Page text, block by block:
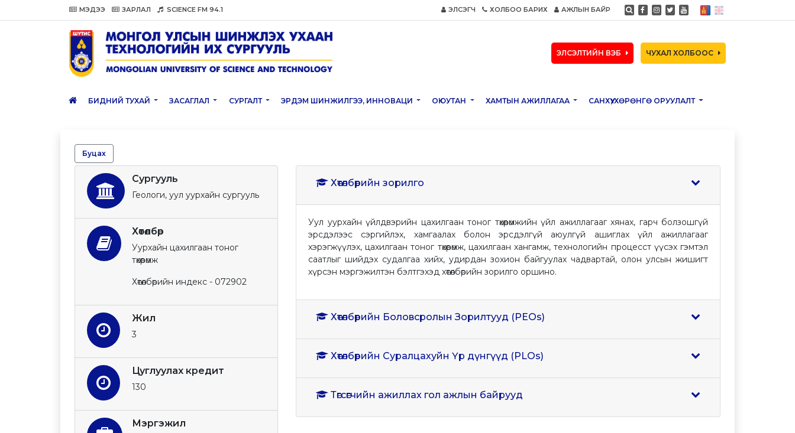
МЭДЭЭ ЗАРЛАЛ SCIENCE FM 94.1 ЭЛСЭГЧ ХОЛБОО БАРИХ АЖЛЫН БАЙР
ЭЛСЭЛТИЙН ВЭБ ЧУХАЛ ХОЛБООС
БИДНИЙ ТУХАЙ ЗАСАГЛАЛ СУРГАЛТ ЭРДЭМ ШИНЖИЛГЭЭ, ИННОВАЦИ ОЮУТАН ХАМТЫН АЖИЛЛАГАА САНХҮҮ, ХӨРӨНГӨ ОРУУЛАЛТ
Буцах
Сургууль
Геологи, уул уурхайн сургууль
Хөтөлбөр
Уурхайн цахилгаан тоног
төхөөрөмж
Хөтөлбөрийн индекс - 072902
Жил
3
Цуглуулах кредит
130
Мэргэжил
Хөтөлбөрийн зорилго
Уул уурхайн үйлдвэрийн цахилгаан тоног төхөөрөмжийн үйл ажиллагааг хянах, гарч болзошгүй
эрсдэлээс сэргийлэх, хамгаалах болон эрсдэлгүй аюулгүй ашиглах үйл ажиллагааг
хэрэгжүүлэх, цахилгаан тоног төхөөрөмж, цахилгаан хангамж, технологийн процесст үүсэх гэмтэл
саатлыг шийдэх судалгаа хийх, удирдан зохион байгуулах чадвартай, олон улсын жишигт
хүрсэн мэргэжилтэн бэлтгэхэд хөтөлбөрийн зорилго оршино.
Хөтөлбөрийн Боловсролын Зорилтууд (PEOs)
Хөтөлбөрийн Суралцахуйн Үр дүнгүүд (PLOs)
Төгсөгчийн ажиллах гол ажлын байрууд